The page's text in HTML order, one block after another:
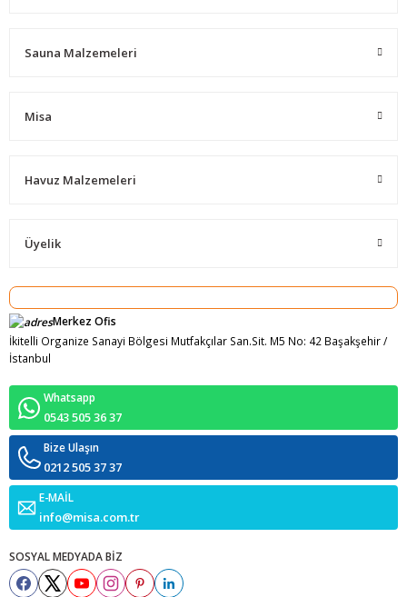
Sauna Malzemeleri
Misa
Havuz Malzemeleri
Üyelik
Merkez Ofis
İkitelli Organize Sanayi Bölgesi Mutfakçılar San.Sit. M5 No: 42 Başakşehir /
İstanbul
Whatsapp
0543 505 36 37
Bize Ulaşın
0212 505 37 37
E-MAİL
info@misa.com.tr
SOSYAL MEDYADA BİZ